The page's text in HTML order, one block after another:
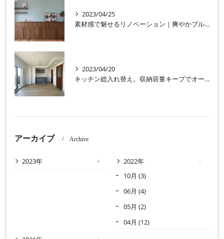
2023/04/25
素材感で魅せるリノベーション｜爽やかブルーのこだわりインテリア
2023/04/20
キッチン総入れ替え。収納容量キープでオープンなLDKを
アーカイブ Archive
2023年
2022年
10月 (3)
06月 (4)
05月 (2)
04月 (12)